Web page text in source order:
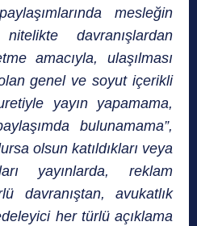
mesleğin
davranışlardan
amacıyla, ulaşılması
genel ve soyut içerikli
yayın yapamama,
bulunamama”,
olsun katıldıkları veya
yayınlarda, reklam
davranıştan, avukatlık
her türlü açıklama